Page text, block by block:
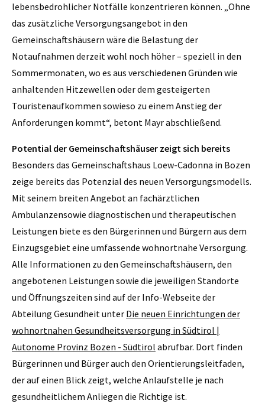
lebensbedrohlicher Notfälle konzentrieren können. „Ohne
das zusätzliche Versorgungsangebot in den
Gemeinschaftshäusern wäre die Belastung der
Notaufnahmen derzeit wohl noch höher – speziell in den
Sommermonaten, wo es aus verschiedenen Gründen wie
anhaltenden Hitzewellen oder dem gesteigerten
Touristenaufkommen sowieso zu einem Anstieg der
Anforderungen kommt“, betont Mayr abschließend.
Potential der Gemeinschaftshäuser zeigt sich bereits
Besonders das Gemeinschaftshaus Loew-Cadonna in Bozen
zeige bereits das Potenzial des neuen Versorgungsmodells.
Mit seinem breiten Angebot an fachärztlichen
Ambulanzensowie diagnostischen und therapeutischen
Leistungen biete es den Bürgerinnen und Bürgern aus dem
Einzugsgebiet eine umfassende wohnortnahe Versorgung.
Alle Informationen zu den Gemeinschaftshäusern, den
angebotenen Leistungen sowie die jeweiligen Standorte
und Öffnungszeiten sind auf der Info-Webseite der
Abteilung Gesundheit unter Die neuen Einrichtungen der
wohnortnahen Gesundheitsversorgung in Südtirol |
Autonome Provinz Bozen - Südtirol abrufbar. Dort finden
Bürgerinnen und Bürger auch den Orientierungsleitfaden,
der auf einen Blick zeigt, welche Anlaufstelle je nach
gesundheitlichem Anliegen die Richtige ist.